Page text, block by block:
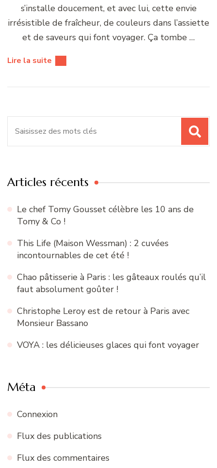
s’installe doucement, et avec lui, cette envie
irrésistible de fraîcheur, de couleurs dans l’assiette
et de saveurs qui font voyager. Ça tombe …
Lire la suite
Articles récents
Le chef Tomy Gousset célèbre les 10 ans de
Tomy & Co !
This Life (Maison Wessman) : 2 cuvées
incontournables de cet été !
Chao pâtisserie à Paris : les gâteaux roulés qu’il
faut absolument goûter !
Christophe Leroy est de retour à Paris avec
Monsieur Bassano
VOYA : les délicieuses glaces qui font voyager
Méta
Connexion
Flux des publications
Flux des commentaires